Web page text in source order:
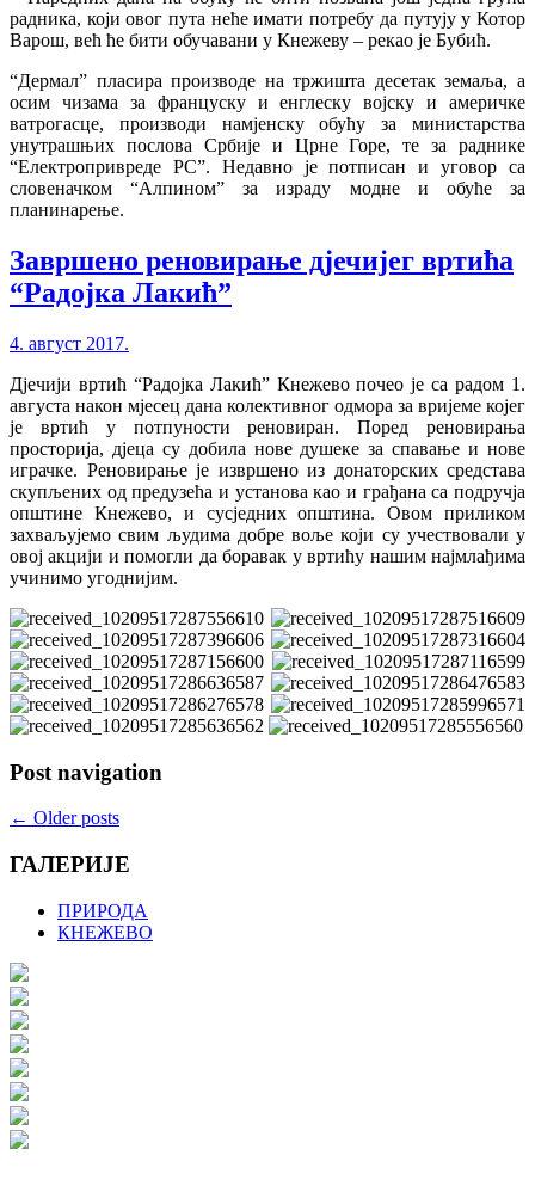
радника, који овог пута неће имати потребу да путују у Котор
Варош, већ ће бити обучавани у Кнежеву – рекао је Бубић.
“Дермал” пласира производе на тржишта десетак земаља, а
осим чизама за француску и енглеску војску и америчке
ватрогасце, производи намјенску обућу за министарства
унутрашњих послова Србије и Црне Горе, те за раднике
“Електропривреде РС”. Недавно је потписан и уговор са
словеначком “Алпином” за израду модне и обуће за
планинарење.
Завршено реновирање дјечијег вртића
“Радојка Лакић”
4. август 2017.
Дјечији вртић “Радојка Лакић” Кнежево почео је са радом 1.
августа након мјесец дана колективног одмора за вријеме којег
је вртић у потпуности реновиран. Поред реновирања
просторија, дјеца су добила нове душеке за спавање и нове
играчке. Реновирање је извршено из донаторских средстава
скупљених од предузећа и установа као и грађана са подручја
општине Кнежево, и сусједних општина. Овом приликом
захваљујемо свим људима добре воље који су учествовали у
овој акцији и помогли да боравак у вртићу нашим најмлађима
учинимо угоднијим.
Post navigation
← Older posts
ГАЛЕРИЈЕ
ПРИРОДА
КНЕЖЕВО